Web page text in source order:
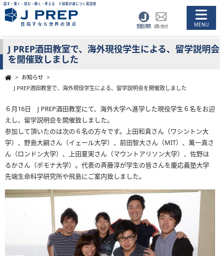
話す・書く・読む・聴く・考える ５技能が身につく英語塾
目指すなら世界の頂点
J PREP酒田教室で、海外現役学生による、留学説明会
を開催致しました
> お知らせ >
J PREP酒田教室で、海外現役学生による、留学説明会を開催致しました
６月16日 J PREP酒田教室にて、海外大学へ進学した現役学生６名をお迎
えし、留学説明会を開催致しました。
参加して頂いたのは次の６名の方々です。上田和真さん（ワシントン大
学）、野島大嗣さん（イェール大学）、前田智大さん（MIT）、萬一真さ
ん（ロンドン大学）、上田夏実さん（マウントアリソン大学）、佐野は
るかさん（ポモナ大学）。代表の斉藤淳が学生の皆さんを慶応義塾大学
先端生命科学研究所や飛島にご案内致しました。